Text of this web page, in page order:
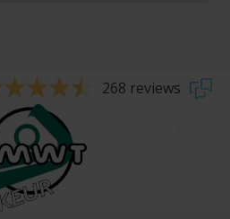
268 reviews